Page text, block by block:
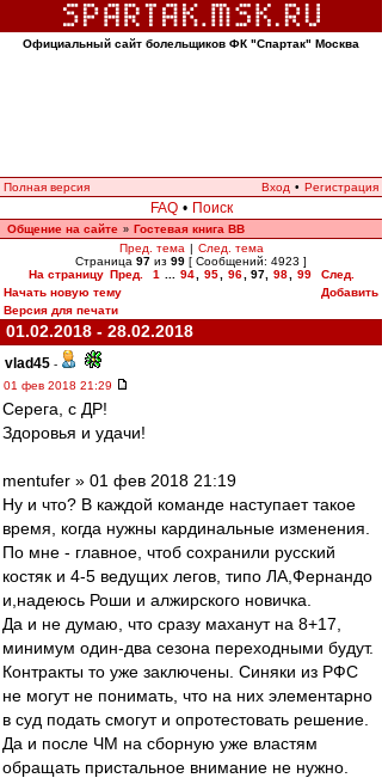
Официальный сайт болельщиков ФК "Спартак" Москва
Полная версия Вход • Регистрация
FAQ • Поиск
Общение на сайте » Гостевая книга ВВ
Пред. тема | След. тема
Страница 97 из 99 [ Сообщений: 4923 ]
На страницу Пред. 1 94 95 96 97, 98 99
След.
Начать новую тему
Добавить
Версия для печати
01.02.2018 - 28.02.2018
vlad45 -
01 фев 2018 21:29
Серега, с ДР!
Здоровья и удачи!
mentufer » 01 фев 2018 21:19
Ну и что? В каждой команде наступает такое
время, когда нужны кардинальные изменения.
По мне - главное, чтоб сохранили русский
костяк и 4-5 ведущих легов, типо ЛА,Фернандо
и,надеюсь Роши и алжирского новичка.
Да и не думаю, что сразу маханут на 8+17,
минимум один-два сезона переходными будут.
Контракты то уже заключены. Синяки из РФС
не могут не понимать, что на них элементарно
в суд подать смогут и опротестовать решение.
Да и после ЧМ на сборную уже властям
обращать пристальное внимание не нужно.